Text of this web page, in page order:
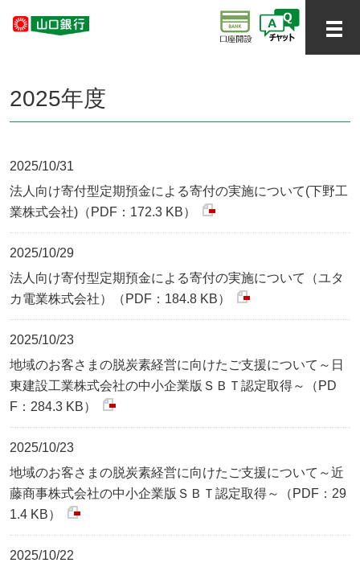
2025年度
2025/10/31
法人向け寄付型定期預金による寄付の実施について(下野工
業株式会社)（PDF：172.3 KB）
2025/10/29
法人向け寄付型定期預金による寄付の実施について（ユタ
カ電業株式会社）（PDF：184.8 KB）
2025/10/23
地域のお客さまの脱炭素経営に向けたご支援について～日
東建設工業株式会社の中小企業版ＳＢＴ認定取得～（PD
F：284.3 KB）
2025/10/23
地域のお客さまの脱炭素経営に向けたご支援について～近
藤商事株式会社の中小企業版ＳＢＴ認定取得～（PDF：29
1.4 KB）
2025/10/22